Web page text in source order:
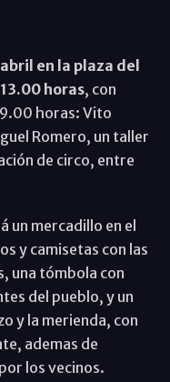
en la plaza del
horas, con
horas: Vito
Romero, un taller
de circo, entre
un mercadillo en el
y camisetas con las
una tómbola con
del pueblo, y un
y la merienda, con
ademas de
los vecinos.